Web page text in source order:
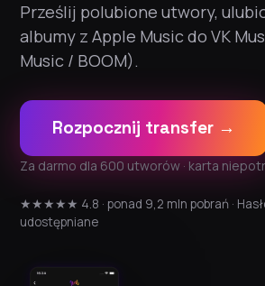
Prześlij polubione utwory,
albumy z Apple Music do VK
Music / BOOM).
Rozpocznij transfer →
Za darmo dla 600 utworów · karta
★★★★★ 4.8 · ponad 9,2 mln pobrań ·
udostępniane